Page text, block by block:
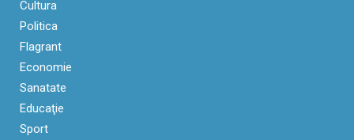
Cultura
Politica
Flagrant
Economie
Sanatate
Educaţie
Sport